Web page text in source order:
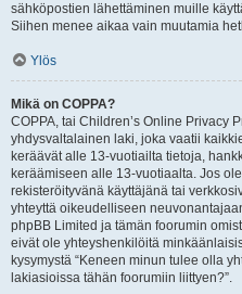
sähköpostien lähettäminen muille
Siihen menee aikaa vain muutamia
Ylös
Mikä on COPPA?
COPPA, tai Children’s Online Privacy
yhdysvaltalainen laki, joka vaatii
keräävät alle 13-vuotiailta tietoja,
keräämiseen alle 13-vuotiaalta. Jos
rekisteröityvänä käyttäjänä tai
yhteyttä oikeudelliseen
phpBB Limited ja tämän foorumin
eivät ole yhteyshenkilöitä
kysymystä “Keneen minun tulee olla
lakiasioissa tähän foorumiin liittyen?”.